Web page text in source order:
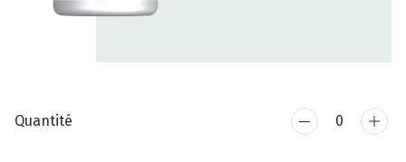
Quantité